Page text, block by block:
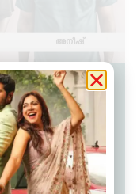
സൃഷ്ടിച്ച
ആക്രമിച്ചു